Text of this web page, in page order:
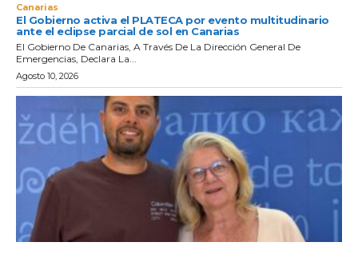
Canarias
El Gobierno activa el PLATECA por evento multitudinario
ante el eclipse parcial de sol en Canarias
El Gobierno De Canarias, A Través De La Dirección General De
Emergencias, Declara La...
Agosto 10, 2026